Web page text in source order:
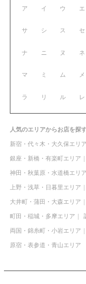
ア イ ウ エ
サ シ ス セ
ナ ニ ヌ ネ
マ ミ ム メ
ラ リ ル レ
人気のエリアからお店を探
新宿・代々木・大久保エリア
銀座・新橋・有楽町エリア
神田・秋葉原・水道橋エリア
上野・浅草・日暮里エリア
大井町・蒲田・大森エリア
町田・稲城・多摩エリア
両国・錦糸町・小岩エリア
原宿・表参道・青山エリア